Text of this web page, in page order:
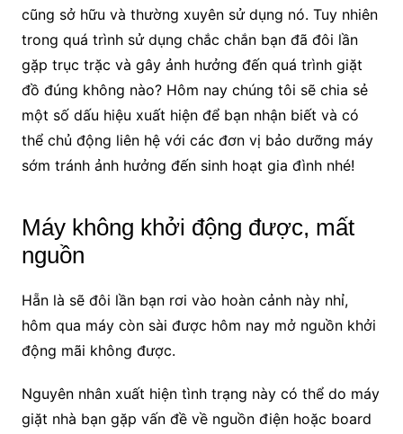
cũng sở hữu và thường xuyên sử dụng nó. Tuy nhiên
trong quá trình sử dụng chắc chắn bạn đã đôi lần
gặp trục trặc và gây ảnh hưởng đến quá trình giặt
đồ đúng không nào? Hôm nay chúng tôi sẽ chia sẻ
một số dấu hiệu xuất hiện để bạn nhận biết và có
thể chủ động liên hệ với các đơn vị bảo dưỡng máy
sớm tránh ảnh hưởng đến sinh hoạt gia đình nhé!
Máy không khởi động được, mất
nguồn
Hẵn là sẽ đôi lần bạn rơi vào hoàn cảnh này nhỉ,
hôm qua máy còn sài được hôm nay mở nguồn khởi
động mãi không được.
Nguyên nhân xuất hiện tình trạng này có thể do máy
giặt nhà bạn gặp vấn đề về nguồn điện hoặc board